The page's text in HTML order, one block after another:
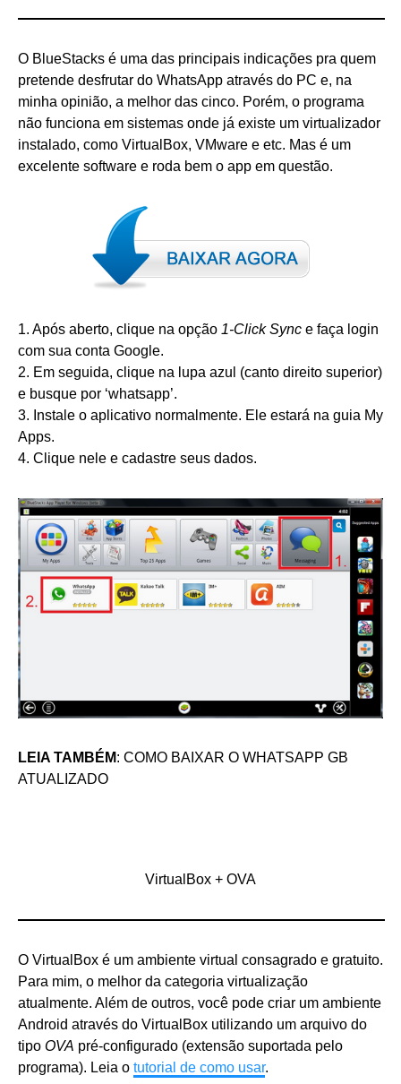
O BlueStacks é uma das principais indicações pra quem
pretende desfrutar do WhatsApp através do PC e, na
minha opinião, a melhor das cinco. Porém, o programa
não funciona em sistemas onde já existe um virtualizador
instalado, como VirtualBox, VMware e etc. Mas é um
excelente software e roda bem o app em questão.
1. Após aberto, clique na opção 1-Click Sync e faça login
com sua conta Google.
2. Em seguida, clique na lupa azul (canto direito superior)
e busque por ‘whatsapp’.
3. Instale o aplicativo normalmente. Ele estará na guia My
Apps.
4. Clique nele e cadastre seus dados.
LEIA TAMBÉM: COMO BAIXAR O WHATSAPP GB
ATUALIZADO
VirtualBox + OVA
O VirtualBox é um ambiente virtual consagrado e gratuito.
Para mim, o melhor da categoria virtualização
atualmente. Além de outros, você pode criar um ambiente
Android através do VirtualBox utilizando um arquivo do
tipo OVA pré-configurado (extensão suportada pelo
programa). Leia o tutorial de como usar.